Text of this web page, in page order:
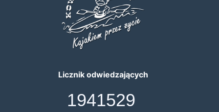
Licznik odwiedzających
1941529